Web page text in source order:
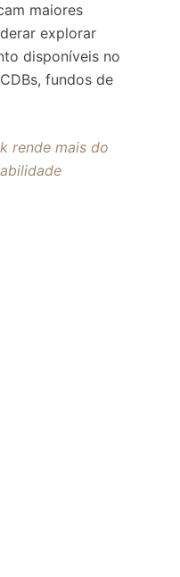
maiores
explorar
disponíveis no
fundos de
rende mais do